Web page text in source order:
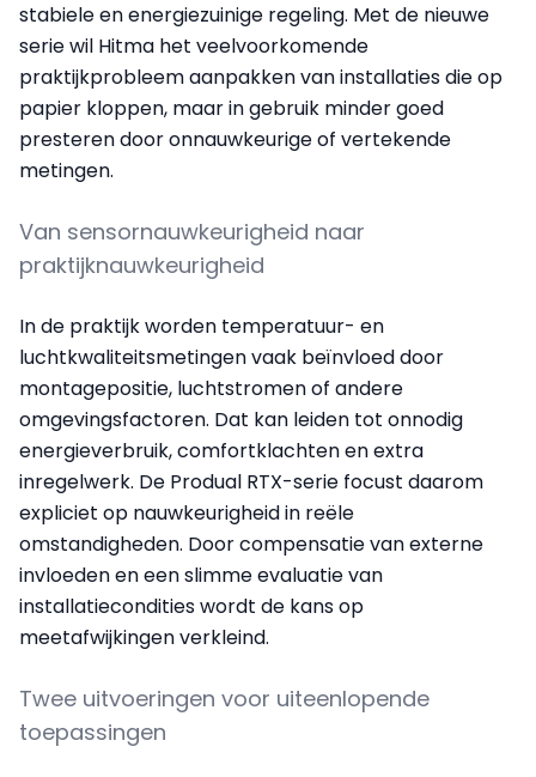
stabiele en energiezuinige regeling. Met de nieuwe
serie wil Hitma het veelvoorkomende
praktijkprobleem aanpakken van installaties die op
papier kloppen, maar in gebruik minder goed
presteren door onnauwkeurige of vertekende
metingen.
Van sensornauwkeurigheid naar
praktijknauwkeurigheid
In de praktijk worden temperatuur- en
luchtkwaliteitsmetingen vaak beïnvloed door
montagepositie, luchtstromen of andere
omgevingsfactoren. Dat kan leiden tot onnodig
energieverbruik, comfortklachten en extra
inregelwerk. De Produal RTX-serie focust daarom
expliciet op nauwkeurigheid in reële
omstandigheden. Door compensatie van externe
invloeden en een slimme evaluatie van
installatiecondities wordt de kans op
meetafwijkingen verkleind.
Twee uitvoeringen voor uiteenlopende
toepassingen